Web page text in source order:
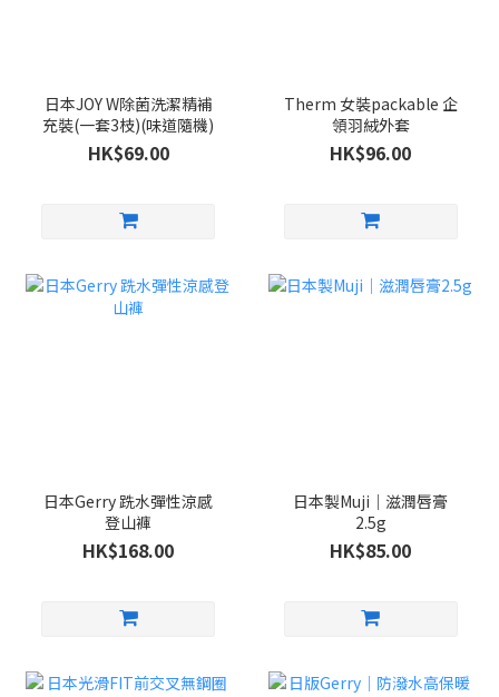
日本JOY W除菌洗潔精補
充裝(一套3枝)(味道隨機)
HK$69.00
Therm 女裝packable 企
領羽絨外套
HK$96.00
日本Gerry 跣水彈性涼感
登山褲
HK$168.00
日本製Muji｜滋潤唇膏
2.5g
HK$85.00